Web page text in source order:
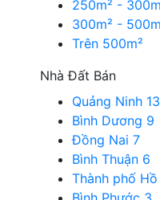
250m² -
300m² -
Trên 500m²
Nhà Đất Bán
Quảng Ninh 13
Bình Dương 9
Đồng Nai 7
Bình Thuận 6
Thành phố